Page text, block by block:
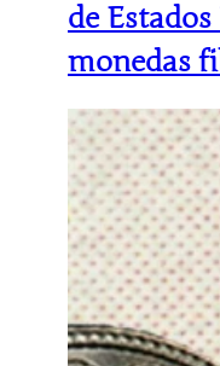
de
monedas